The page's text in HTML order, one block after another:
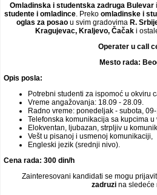
Video
Omladinska i studentska zadruga Bulevar
studente i omladince . Preko omladinske i
oglas za posao u svim gradovima R.
Kragujevac, Kraljevo, Čačaki
Operater u call
Mesto rada:
Opis posla:
Potrebni studenti za ispomoć u okviru
Vreme angažovanja: 18.09 - 28.09.
Radno vreme: ponedeljak - subota,
Telefonska komunikacija sa kupcima
Elokventan, ljubazan, strpljiv u
Vešt u pisanoj i usmenoj komunikaciji,
Engleski jezik (srednji nivo).
Cena rada: 300 din/h
Zainteresovani kandidati se mogu
zadruzina sledeće